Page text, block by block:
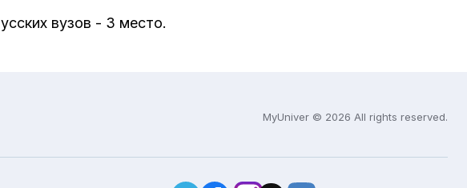
вузов - 3 место.
MyUniver © 2026 All rights reserved.